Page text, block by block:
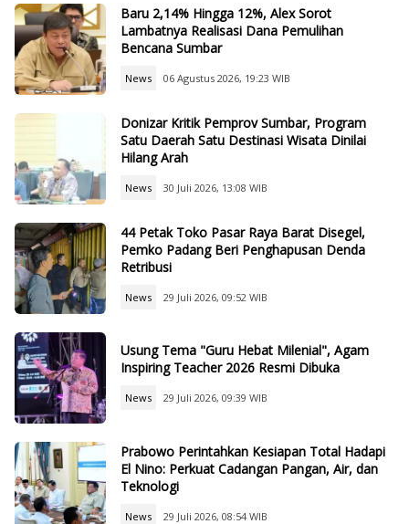
Baru 2,14% Hingga 12%, Alex Sorot
Lambatnya Realisasi Dana Pemulihan
Bencana Sumbar
News 06 Agustus 2026, 19:23 WIB
Donizar Kritik Pemprov Sumbar, Program
Satu Daerah Satu Destinasi Wisata Dinilai
Hilang Arah
News 30 Juli 2026, 13:08 WIB
44 Petak Toko Pasar Raya Barat Disegel,
Pemko Padang Beri Penghapusan Denda
Retribusi
News 29 Juli 2026, 09:52 WIB
Usung Tema "Guru Hebat Milenial", Agam
Inspiring Teacher 2026 Resmi Dibuka
News 29 Juli 2026, 09:39 WIB
Prabowo Perintahkan Kesiapan Total Hadapi
El Nino: Perkuat Cadangan Pangan, Air, dan
Teknologi
News 29 Juli 2026, 08:54 WIB